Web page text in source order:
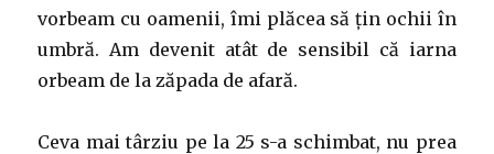
vorbeam cu oamenii, îmi plăcea să țin ochii în
umbră. Am devenit atât de sensibil că iarna
orbeam de la zăpada de afară.
Ceva mai târziu pe la 25 s-a schimbat, nu prea